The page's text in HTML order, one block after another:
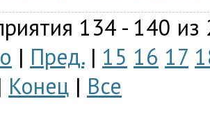
134 - 140 из
| Пред.| 15 16 17
Конец | Все